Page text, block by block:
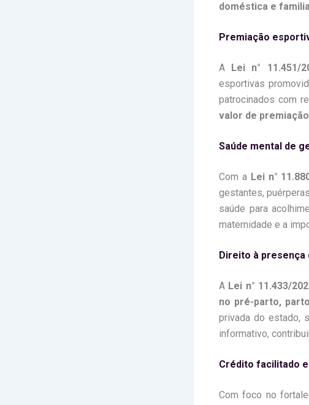
doméstica e
Premiação
A Lei n° 11.451/
esportivas
patrocinados com
valor de premiação
Saúde mental de
Com a Lei n°
gestantes,
saúde para
maternidade e a
Direito à presença
A Lei n° 11.433/
no pré-parto,
privada do estado,
informativo,
Crédito facilitado
Com foco no